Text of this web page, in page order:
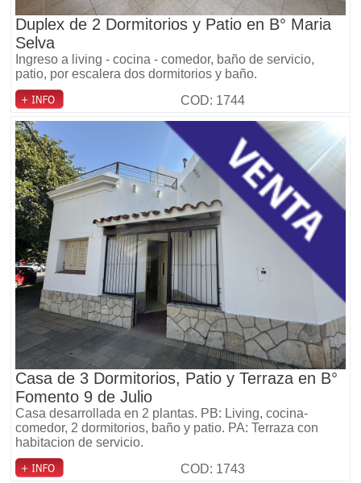
Duplex de 2 Dormitorios y Patio en B° Maria
Selva
Ingreso a living - cocina - comedor, baño de servicio,
patio, por escalera dos dormitorios y baño.
COD: 1744
Casa de 3 Dormitorios, Patio y Terraza en B°
Fomento 9 de Julio
Casa desarrollada en 2 plantas. PB: Living, cocina-
comedor, 2 dormitorios, baño y patio. PA: Terraza con
habitacion de servicio.
COD: 1743